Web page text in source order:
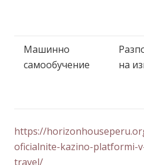
Машинно
самообучение
на
https://
oficialnite-kazino-platformi-
travel/